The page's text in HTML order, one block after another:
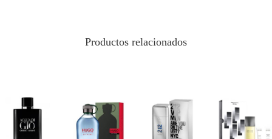
Productos relacionados